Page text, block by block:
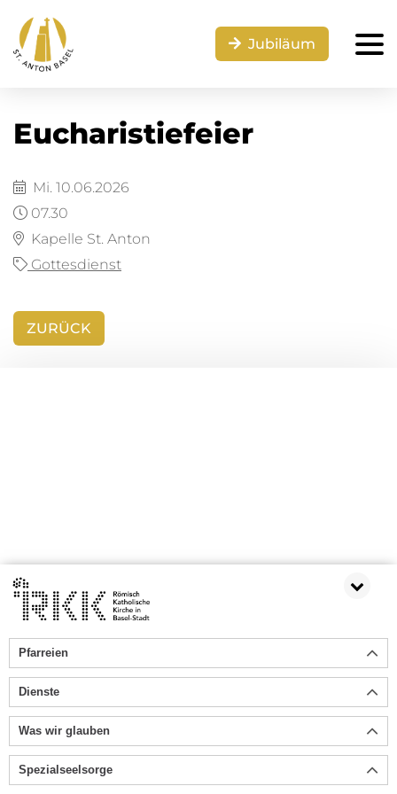
Jubiläum
Eucharistiefeier
Mi. 10.06.2026
07.30
Kapelle St. Anton
Gottesdienst
ZURÜCK
Pfarreien
Dienste
Was wir glauben
Spezialseelsorge